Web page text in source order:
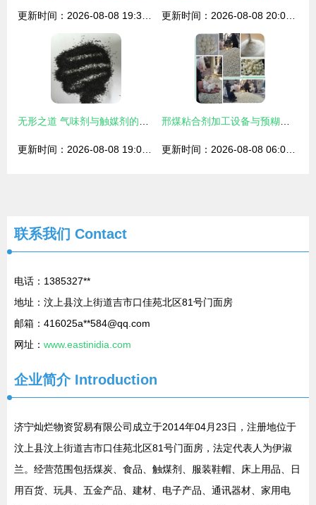
联系我们 Contact
电话：1385327**
地址：汶上县汶上街道吉市口佳苑北区81号门面房
邮箱：416025a**584@qq.com
网址： www.eastinidia.com
企业简介Introduction
济宁灿烂物资贸易有限公司成立于2014年04月23日，注册地位于
汶上县汶上街道吉市口佳苑北区81号门面房，法定代表人为伊淑
兰。经营范围包括煤炭、食品、触煤剂、服装鞋帽、床上用品、日
用百货、玩具、五金产品、建材、电子产品、通讯器材、家用电